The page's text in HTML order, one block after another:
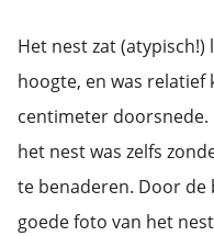
Het nest zat
hoogte, en was relatief
centimeter doorsnede.
het nest was zelfs
te benaderen. Door de
goede foto van het